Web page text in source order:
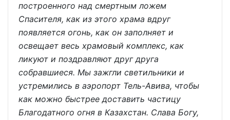
построенного над смертным ложем
Спасителя, как из этого храма вдруг
появляется огонь, как он заполняет и
освещает весь храмовый комплекс, как
ликуют и поздравляют друг друга
собравшиеся. Мы зажгли светильники и
устремились в аэропорт Тель-Авива, чтобы
как можно быстрее доставить частицу
Благодатного огня в Казахстан. Слава Богу,